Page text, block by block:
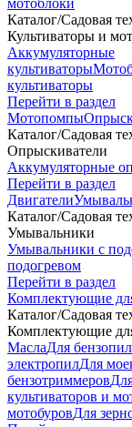
мотоблоки
Каталог/Садовая
Культиваторы и
Аккумуляторные
культиваторы
культиваторы
Перейти в раздел
Мотопомпы
Каталог/Садовая
Опрыскиватели
Аккумуляторные
Перейти в раздел
Двигатели
Каталог/Садовая
Умывальники
Умывальники с
подогревом
Перейти в раздел
Комплектующие
Каталог/Садовая
Комплектующие
МаслаДля бензопил
электропилДля
бензотриммеров
культиваторов и
мотобуровДля